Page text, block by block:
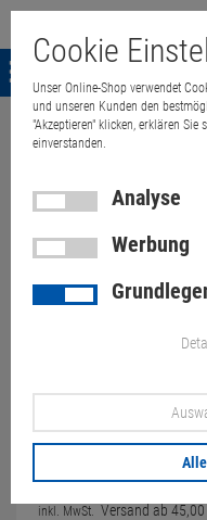
Menü
Weiter einkaufen
Lexmark
512MB
Seiten mit
10060142
106,00 €
inkl. MwSt. Versand ab 45,00
Cookie
Unser Online-Shop verwendet
und unseren Kunden den
"Akzeptieren" klicken, erklären
einverstanden.
Analyse
Werbung